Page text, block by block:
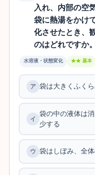
入れ、内部の空
袋に熱湯をかけ
化させたとき、
のはどれですか。
水溶液・状態変化 ★★ 基本
袋は大きくふく
袋の中の液体は
少する
袋はしぼみ、全